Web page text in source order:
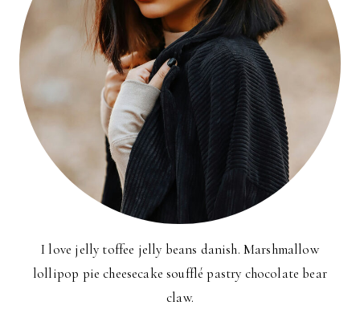
I love jelly toffee jelly beans danish. Marshmallow
lollipop pie cheesecake soufflé pastry chocolate bear
claw.